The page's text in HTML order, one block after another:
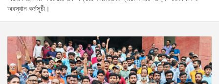
অবস্থান কর্মসূচী।